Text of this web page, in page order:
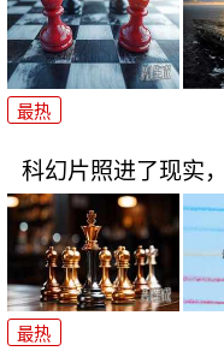
最热
科幻片照进了现实
最热